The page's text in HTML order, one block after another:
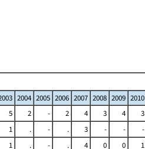
2004 2005 2006 2007 2008 2009 2010
5 2 - 2 4 3 4 3
1 . - . 3 - - -
1 . - . 4 0 0 1